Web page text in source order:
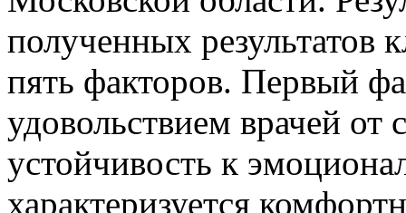
полученных результатов
пять факторов. Первый
удовольствием врачей
устойчивость к
характеризуется